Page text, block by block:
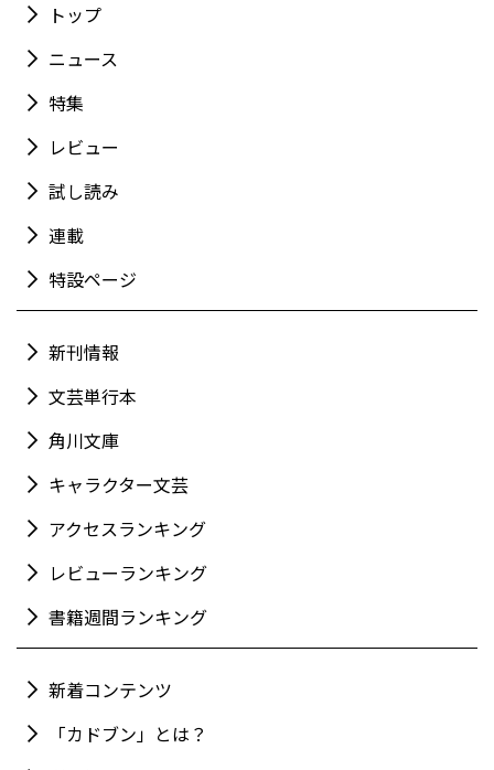
トップ
ニュース
特集
レビュー
試し読み
連載
特設ページ
新刊情報
文芸単行本
角川文庫
キャラクター文芸
アクセスランキング
レビューランキング
書籍週間ランキング
新着コンテンツ
「カドブン」とは？